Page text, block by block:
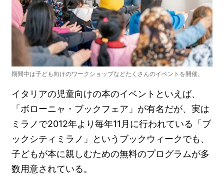
期間中は子ども向けのワークショップなどたくさんのイベントを開催。
イタリアの児童向けの本のイベントといえば、
「ボローニャ・ブックフェア」が有名だが、実は
ミラノで2012年より毎年11月に行われている「ブ
ックシティミラノ」というブックウィークでも、
子どもが本に親しむための無料のプログラムが多
数用意されている。